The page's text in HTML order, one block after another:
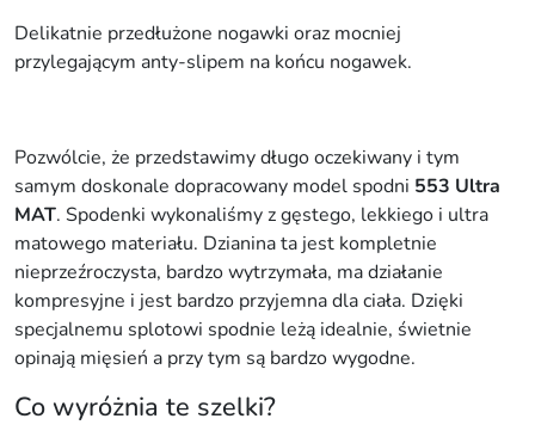
m
i
1
l
a
M
t
W
Delikatnie przedłużone nogawki oraz mocniej
przylegającym anty-slipem na końcu nogawek.
Pozwólcie, że przedstawimy długo oczekiwany i tym
samym doskonale dopracowany model spodni 553 Ultra
MAT. Spodenki wykonaliśmy z gęstego, lekkiego i ultra
matowego materiału. Dzianina ta jest kompletnie
nieprzeźroczysta, bardzo wytrzymała, ma działanie
kompresyjne i jest bardzo przyjemna dla ciała. Dzięki
specjalnemu splotowi spodnie leżą idealnie, świetnie
opinają mięsień a przy tym są bardzo wygodne.
Co wyróżnia te szelki?